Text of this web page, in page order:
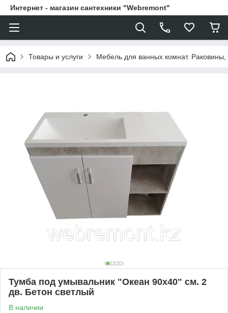
Интернет - магазин сантехники "Webremont"
Товары и услуги Мебель для ванных комнат.
Тумба под умывальник "Океан 90х40" см. 2
дв. Бетон светлый
В наличии